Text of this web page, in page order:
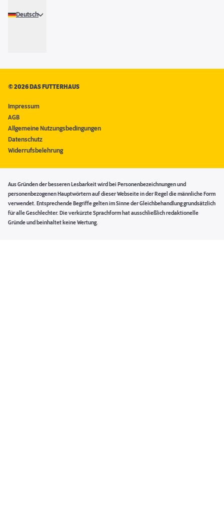
Deutsch
©2026 DAS FUTTERHAUS
Impressum
AGB
Allgemeine Nutzungsbedingungen
Datenschutz
Widerrufsbelehrung
Aus Gründen der besseren Lesbarkeit wird bei Personenbezeichnungen und
personenbezogenen Hauptwörtern auf dieser Webseite in der Regel die männliche Form
verwendet. Entsprechende Begriffe gelten im Sinne der Gleichbehandlung grundsätzlich
für alle Geschlechter. Die verkürzte Sprachform hat ausschließlich redaktionelle
Gründe und beinhaltet keine Wertung.